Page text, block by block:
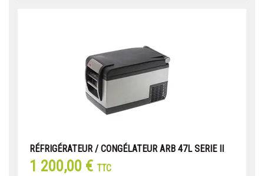
RÉFRIGÉRATEUR / CONGÉLATEUR ARB 47L SERIE II
1 200,00 € TTC